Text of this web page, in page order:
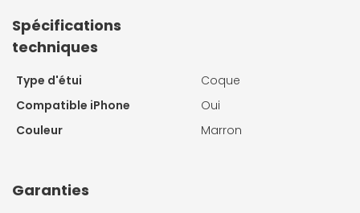
Spécifications
techniques
Type d'étui
Coque
Compatible iPhone
Oui
Couleur
Marron
Garanties